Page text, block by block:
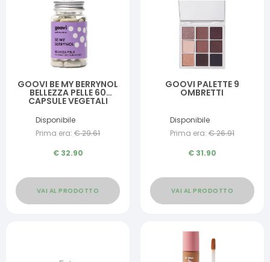
GOOVI BE MY BERRYNOL
BELLEZZA PELLE 60
CAPSULE VEGETALI
Disponibile
Prima era: €29.61
€ 32.90
VAI AL PRODOTTO
GOOVI PALETTE 9
OMBRETTI
Disponibile
Prima era: €26.91
€ 31.90
VAI AL PRODOTTO